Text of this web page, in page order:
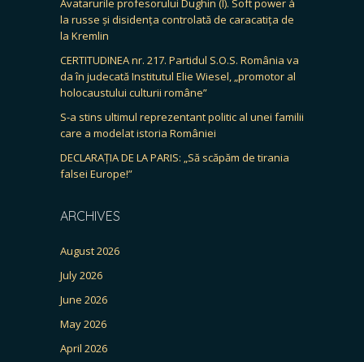
Avatarurile profesorului Dughin (I). Soft power à
la russe și disidența controlată de caracatița de
la Kremlin
CERTITUDINEA nr. 217. Partidul S.O.S. România va
da în judecată Institutul Elie Wiesel, „promotor al
holocaustului culturii române”
S-a stins ultimul reprezentant politic al unei familii
care a modelat istoria României
DECLARAȚIA DE LA PARIS: „Să scăpăm de tirania
falsei Europe!”
ARCHIVES
August 2026
July 2026
June 2026
May 2026
April 2026